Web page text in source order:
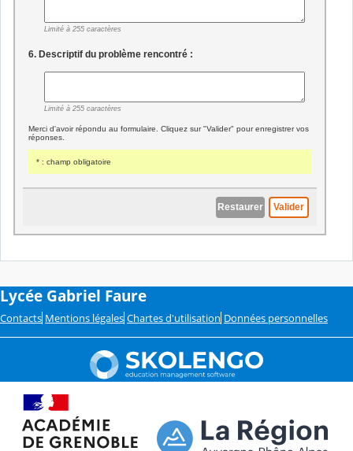
Lycée Gabriel Faure
Contacts Mentions légales Chartes d'utilisation Données personnelles